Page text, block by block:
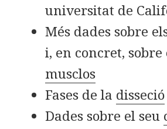
universitat de
Més dades sobre
i, en concret, sobre
musclos
Fases de la disseció
Dades sobre el seu